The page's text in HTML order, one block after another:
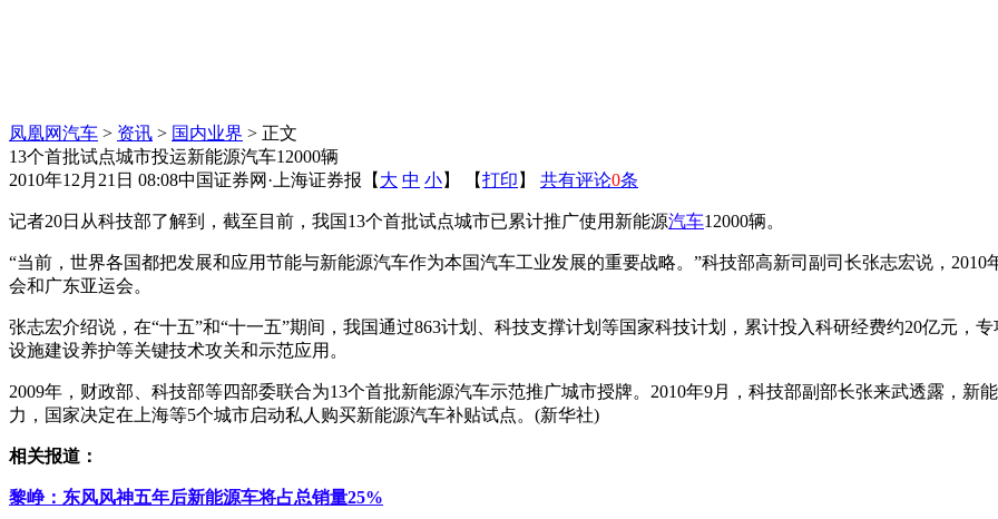
凤凰网汽车 > 资讯 > 国内业界 > 正文
13个首批试点城市投运新能源汽车12000辆
2010年12月21日 08:08中国证券网·上海证券报 【 大 中 小】 【打印 】 共有评论0条
记者20日从科技部了解到，截至目前，我国13个首批试点城市已累计推广使用新能源汽车12000辆。
“当前，世界各国都把发展和应用节能与新能源汽车作为本国汽车工业发展的重要战略。”科技部高新司副司长张志宏说，
会和广东亚运会。
张志宏介绍说，在“十五”和“十一五”期间，我国通过863计划、科技支撑计划等国家科技计划，累计投入科研经费约20亿元，
设施建设养护等关键技术攻关和示范应用。
2009年，财政部、科技部等四部委联合为13个首批新能源汽车示范推广城市授牌。2010年9月，科技部副部长张来武透露，新
力，国家决定在上海等5个城市启动私人购买新能源汽车补贴试点。(新华社)
相关报道：
黎峥：东风风神五年后新能源车将占总销量25%